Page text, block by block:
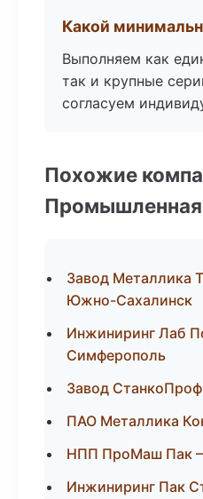
Какой
Выполняем как
так и крупные
согласуем
Похожие
Промышленная
Завод Металлика
Южно-Сахалинск
Инжиниринг Лаб
Симферополь
Завод
ПАО Металлика
НПП ПроМаш Пак
Инжиниринг Пак